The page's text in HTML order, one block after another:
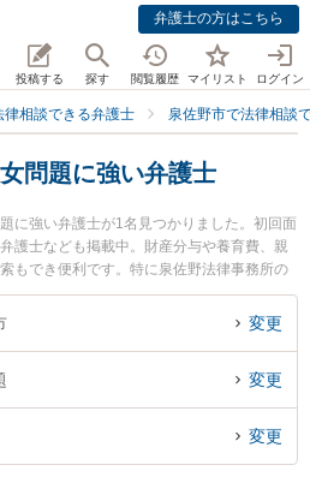
弁護士の方はこちら
投稿する 探す 閲覧履歴 マイリスト ログイン
律相談できる弁護士 泉佐野市で法律相談
問題に強い弁護士
に強い弁護士が1名見つかりました。初回面
護士なども掲載中。財産分与や養育費、親
もでき便利です。特に泉佐野法律事務所の
や弁護士費用、強みなどが注目されていま
した離婚・男女問題のトラブルを今すぐに
どでお困りの相談者さんにおすすめです。
変更
変更
変更